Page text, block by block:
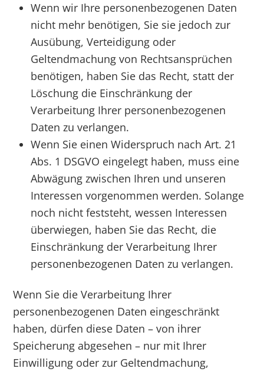
Wenn wir Ihre personenbezogenen Daten
nicht mehr benötigen, Sie sie jedoch zur
Ausübung, Verteidigung oder
Geltendmachung von Rechtsansprüchen
benötigen, haben Sie das Recht, statt der
Löschung die Einschränkung der
Verarbeitung Ihrer personenbezogenen
Daten zu verlangen.
Wenn Sie einen Widerspruch nach Art. 21
Abs. 1 DSGVO eingelegt haben, muss eine
Abwägung zwischen Ihren und unseren
Interessen vorgenommen werden. Solange
noch nicht feststeht, wessen Interessen
überwiegen, haben Sie das Recht, die
Einschränkung der Verarbeitung Ihrer
personenbezogenen Daten zu verlangen.
Wenn Sie die Verarbeitung Ihrer
personenbezogenen Daten eingeschränkt
haben, dürfen diese Daten – von ihrer
Speicherung abgesehen – nur mit Ihrer
Einwilligung oder zur Geltendmachung,